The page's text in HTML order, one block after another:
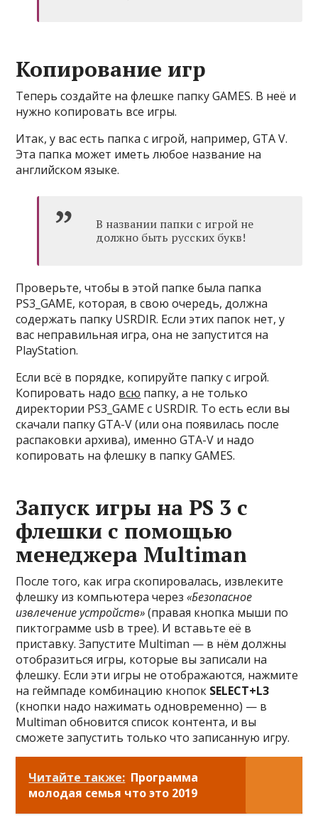
Копирование игр
Теперь создайте на флешке папку GAMES. В неё и
нужно копировать все игры.
Итак, у вас есть папка с игрой, например, GTA V.
Эта папка может иметь любое название на
английском языке.
В названии папки с игрой не
должно быть русских букв!
Проверьте, чтобы в этой папке была папка
PS3_GAME, которая, в свою очередь, должна
содержать папку USRDIR. Если этих папок нет, у
вас неправильная игра, она не запустится на
PlayStation.
Если всё в порядке, копируйте папку с игрой.
Копировать надо всю папку, а не только
директории PS3_GAME с USRDIR. То есть если вы
скачали папку GTA-V (или она появилась после
распаковки архива), именно GTA-V и надо
копировать на флешку в папку GAMES.
Запуск игры на PS 3 с
флешки с помощью
менеджера Multiman
После того, как игра скопировалась, извлеките
флешку из компьютера через«Безопасное
извлечение устройств»(правая кнопка мыши по
пиктограмме usb в трее). И вставьте её в
приставку. Запустите Multiman — в нём должны
отобразиться игры, которые вы записали на
флешку. Если эти игры не отображаются, нажмите
на геймпаде комбинацию кнопок SELECT+L3
(кнопки надо нажимать одновременно) — в
Multiman обновится список контента, и вы
сможете запустить только что записанную игру.
Читайте также: Программа
молодая семья что это 2019